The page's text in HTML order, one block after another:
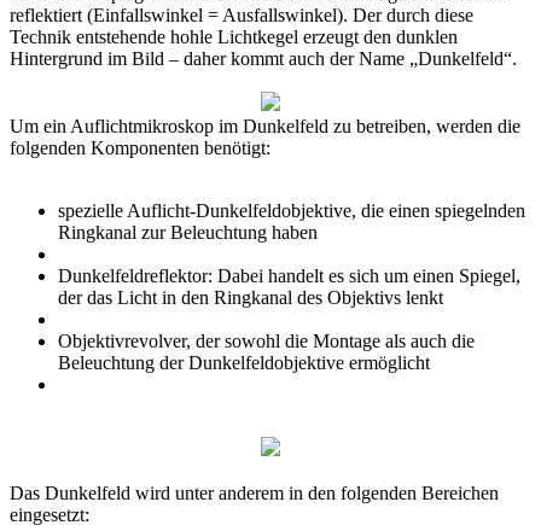
reflektiert (Einfallswinkel = Ausfallswinkel). Der durch diese
Technik entstehende hohle Lichtkegel erzeugt den dunklen
Hintergrund im Bild – daher kommt auch der Name „Dunkelfeld“.
Um ein Auflichtmikroskop im Dunkelfeld zu betreiben, werden die
folgenden Komponenten benötigt:
spezielle Auflicht-Dunkelfeldobjektive, die einen spiegelnden
Ringkanal zur Beleuchtung haben
Dunkelfeldreflektor: Dabei handelt es sich um einen Spiegel,
der das Licht in den Ringkanal des Objektivs lenkt
Objektivrevolver, der sowohl die Montage als auch die
Beleuchtung der Dunkelfeldobjektive ermöglicht
Das Dunkelfeld wird unter anderem in den folgenden Bereichen
eingesetzt: